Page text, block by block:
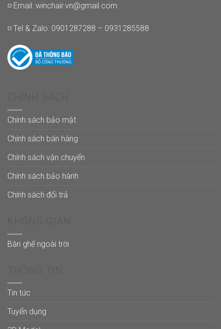
◽ Email: winchair.vn@gmail.com
◽ Tel & Zalo: 0901287288 – 0931285588
Chính sách bảo mật
Chính sách bán hàng
Chính sách vận chuyển
Chính sách bảo hành
Chính sách đổi trả
Bàn ghế ngoài trời
Tin tức
Tuyển dụng